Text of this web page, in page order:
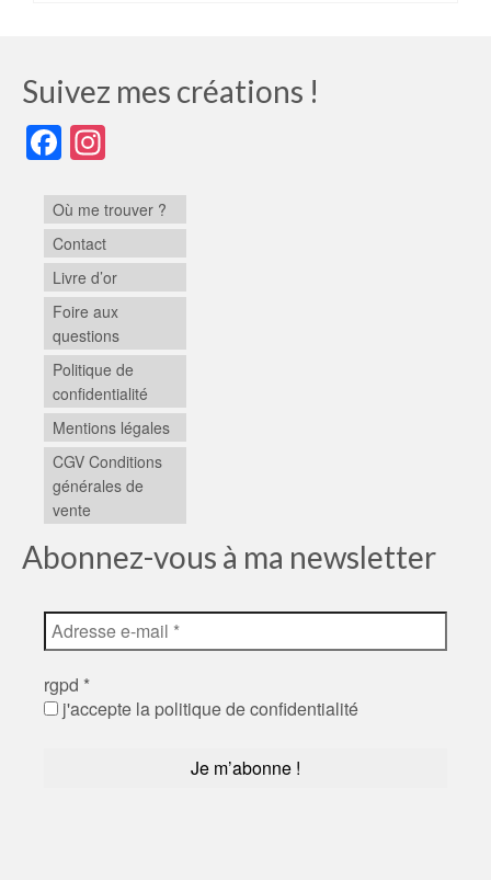
Suivez mes créations !
Facebook
Où me trouver ?
Contact
Livre d’or
Foire aux
questions
Politique de
confidentialité
Mentions légales
CGV Conditions
générales de
vente
Abonnez-vous à ma newsletter
rgpd *
j'accepte la politique de confidentialité